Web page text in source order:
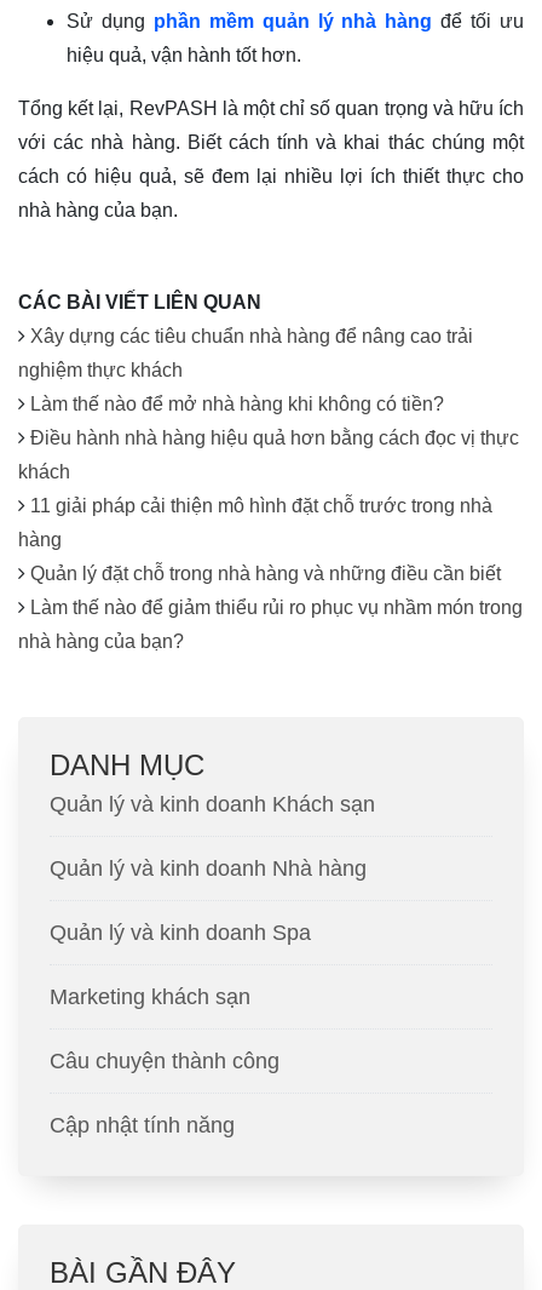
Sử dụng phần mềm quản lý nhà hàng để tối ưu
hiệu quả, vận hành tốt hơn.
Tổng kết lại, RevPASH là một chỉ số quan trọng và hữu ích
với các nhà hàng. Biết cách tính và khai thác chúng một
cách có hiệu quả, sẽ đem lại nhiều lợi ích thiết thực cho
nhà hàng của bạn.
CÁC BÀI VIẾT LIÊN QUAN
Xây dựng các tiêu chuẩn nhà hàng để nâng cao trải
nghiệm thực khách
Làm thế nào để mở nhà hàng khi không có tiền?
Điều hành nhà hàng hiệu quả hơn bằng cách đọc vị thực
khách
11 giải pháp cải thiện mô hình đặt chỗ trước trong nhà
hàng
Quản lý đặt chỗ trong nhà hàng và những điều cần biết
Làm thế nào để giảm thiểu rủi ro phục vụ nhầm món trong
nhà hàng của bạn?
DANH MỤC
Quản lý và kinh doanh Khách sạn
Quản lý và kinh doanh Nhà hàng
Quản lý và kinh doanh Spa
Marketing khách sạn
Câu chuyện thành công
Cập nhật tính năng
BÀI GẦN ĐÂY